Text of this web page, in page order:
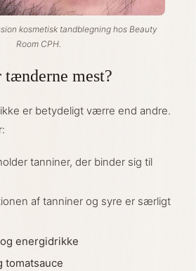
kosmetisk tandblegning hos Beauty
Room CPH.
mest?
er betydeligt værre end andre.
tanniner, der binder sig til
af tanniner og syre er særligt
energidrikke
tomatsauce